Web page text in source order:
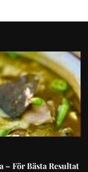
– För Bästa Resultat